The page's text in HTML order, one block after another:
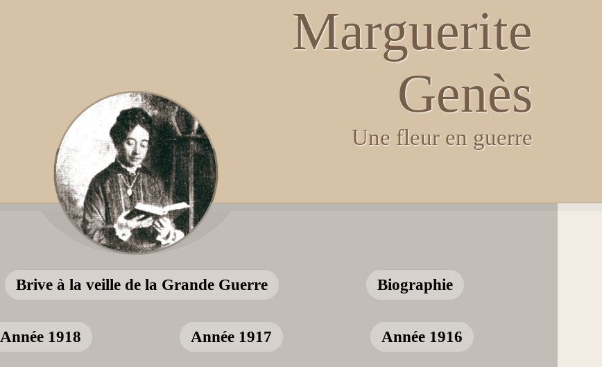
Marguerite
Genès
Une fleur en guerre
Brive à la veille de la Grande Guerre Biographie
Année 1918 Année 1917 Année 1916